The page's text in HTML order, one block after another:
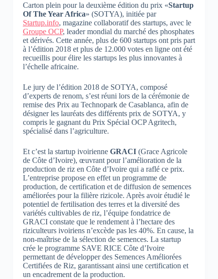
Carton plein pour la deuxième édition du prix «Startup
Of The Year Africa» (SOTYA), initiée par
Startup.info, magazine collaboratif des startups, avec le
Groupe OCP, leader mondial du marché des phosphates
et dérivés. Cette année, plus de 600 startups ont pris part
à l’édition 2018 et plus de 12.000 votes en ligne ont été
recueillis pour élire les startups les plus innovantes à
l’échelle africaine.
Le jury de l’édition 2018 de SOTYA, composé
d’experts de renom, s’est réuni lors de la cérémonie de
remise des Prix au Technopark de Casablanca, afin de
désigner les lauréats des différents prix de SOTYA, y
compris le gagnant du Prix Spécial OCP Agritech,
spécialisé dans l’agriculture.
Et c’est la startup ivoirienne GRACI(Grace Agricole
de Côte d’Ivoire), œuvrant pour l’amélioration de la
production de riz en Côte d’Ivoire qui a raflé ce prix.
L’entreprise propose en effet un programme de
production, de certification et de diffusion de semences
améliorées pour la filière rizicole. Après avoir étudié le
potentiel de fertilisation des terres et la diversité des
variétés cultivables de riz, l’équipe fondatrice de
GRACI constate que le rendement à l’hectare des
riziculteurs ivoiriens n’excède pas les 40%. En cause, la
non-maîtrise de la sélection de semences. La startup
crée le programme SAVE RICE Côte d’Ivoire
permettant de développer des Semences Améliorées
Certifiées de Riz, garantissant ainsi une certification et
un encadrement de la production.